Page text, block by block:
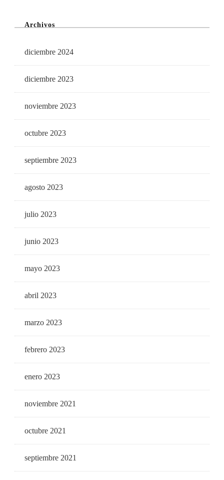
Archivos
diciembre 2024
diciembre 2023
noviembre 2023
octubre 2023
septiembre 2023
agosto 2023
julio 2023
junio 2023
mayo 2023
abril 2023
marzo 2023
febrero 2023
enero 2023
noviembre 2021
octubre 2021
septiembre 2021